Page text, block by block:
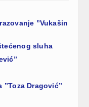
”Vukašin
sluha
Dragović”